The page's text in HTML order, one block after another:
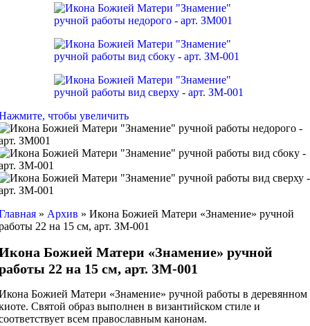
чтобы увеличить
» Архив » Икона Божией Матери «Знамение» ручной
22 на 15 см, арт. ЗМ-001
Божией Матери «Знамение» ручной
22 на 15 см, арт. ЗМ-001
Божией Матери «Знамение» ручной работы в деревянном
Святой образ выполнен в византийском стиле и
всем православным канонам.